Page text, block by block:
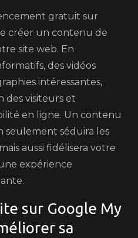
gratuit sur
créer un contenu de
site web. En
des vidéos
intéressantes,
des visiteurs et
en ligne. Un contenu
séduira les
aussi fidélisera votre
expérience
sur Google My
sa